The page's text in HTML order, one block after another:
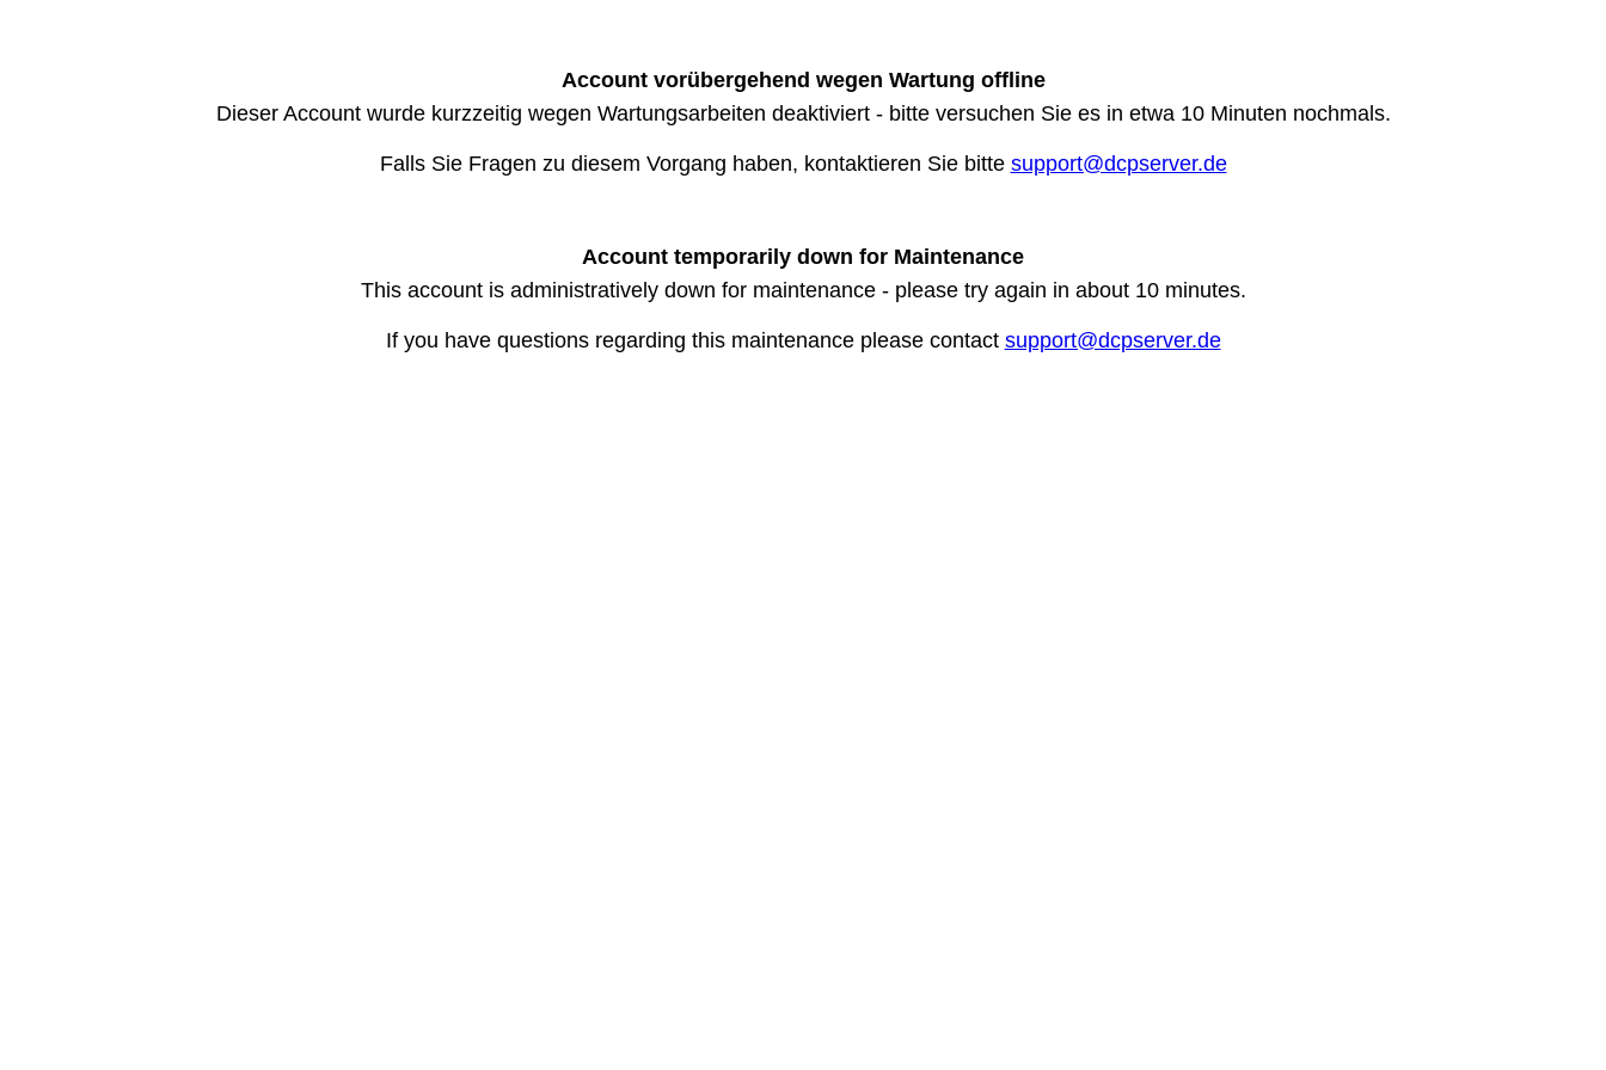
Account vorübergehend wegen Wartung offline
Dieser Account wurde kurzzeitig wegen Wartungsarbeiten deaktiviert - bitte versuchen Sie es in etwa 10 Minuten nochmals.
Falls Sie Fragen zu diesem Vorgang haben, kontaktieren Sie bitte support@dcpserver.de
Account temporarily down for Maintenance
This account is administratively down for maintenance - please try again in about 10 minutes.
If you have questions regarding this maintenance please contact support@dcpserver.de